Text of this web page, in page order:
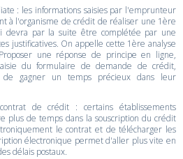
: les informations saisies par l'emprunteur
à l'organisme de crédit de réaliser une 1ère
devra par la suite être complétée par une
justificatives. On appelle cette 1ère analyse
une réponse de principe en ligne,
du formulaire de demande de crédit,
gagner un temps précieux dans leur
de crédit : certains établissements
plus de temps dans la souscription du crédit
le contrat et de télécharger les
électronique permet d'aller plus vite en
délais postaux.